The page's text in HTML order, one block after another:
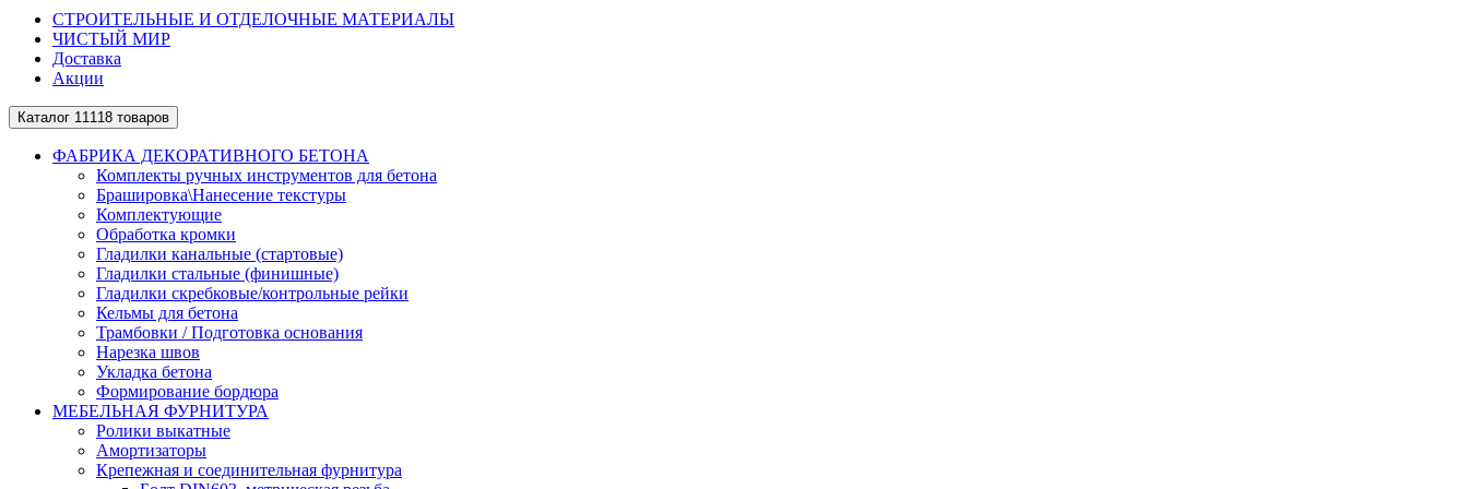
СТРОИТЕЛЬНЫЕ И ОТДЕЛОЧНЫЕ МАТЕРИАЛЫ
ЧИСТЫЙ МИР
Доставка
Акции
Каталог 11118 товаров
ФАБРИКА ДЕКОРАТИВНОГО БЕТОНА
Комплекты ручных инструментов для бетона
Брашировка\Нанесение текстуры
Комплектующие
Обработка кромки
Гладилки канальные (стартовые)
Гладилки стальные (финишные)
Гладилки скребковые/контрольные рейки
Кельмы для бетона
Трамбовки / Подготовка основания
Нарезка швов
Укладка бетона
Формирование бордюра
МЕБЕЛЬНАЯ ФУРНИТУРА
Ролики выкатные
Амортизаторы
Крепежная и соединительная фурнитура